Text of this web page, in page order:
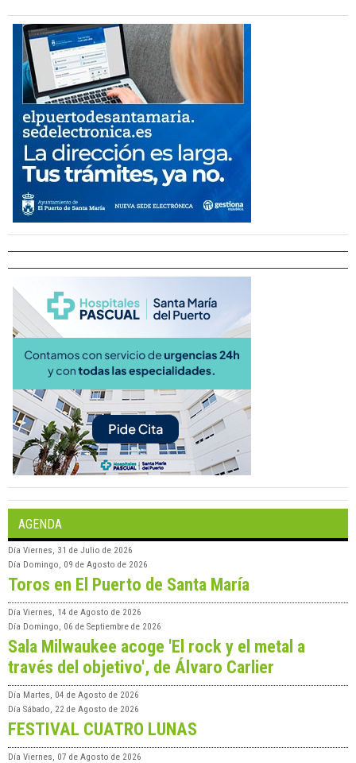
AGENDA
Día Viernes, 31 de Julio de 2026
Día Domingo, 09 de Agosto de 2026
Toros en El Puerto de Santa María
Día Viernes, 14 de Agosto de 2026
Día Domingo, 06 de Septiembre de 2026
Sala Milwaukee acoge 'El rock y el metal a
través del objetivo', de Álvaro Carlier
Día Martes, 04 de Agosto de 2026
Día Sábado, 22 de Agosto de 2026
FESTIVAL CUATRO LUNAS
Día Viernes, 07 de Agosto de 2026